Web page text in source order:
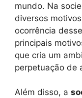
mundo. Na
diversos
ocorrência
principais
que cria um
perpetuação de
Além disso, a